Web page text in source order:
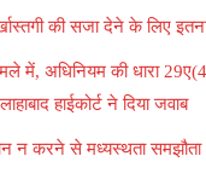
की सजा देने के लिए
में, अधिनियम की धारा
हाईकोर्ट ने दिया जवाब
न करने से मध्यस्थता समझौता